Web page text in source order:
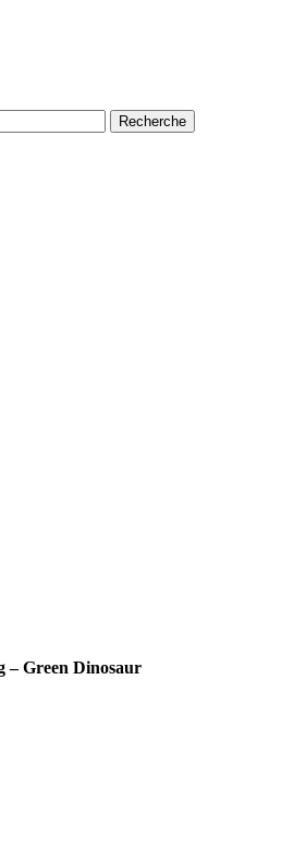
Recherche
– Green Dinosaur